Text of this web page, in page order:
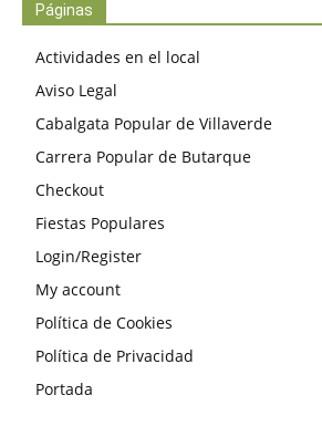
Páginas
Actividades en el local
Aviso Legal
Cabalgata Popular de Villaverde
Carrera Popular de Butarque
Checkout
Fiestas Populares
Login/Register
My account
Política de Cookies
Política de Privacidad
Portada